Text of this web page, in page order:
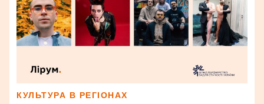
КУЛЬТУРА В РЕГІОНАХ